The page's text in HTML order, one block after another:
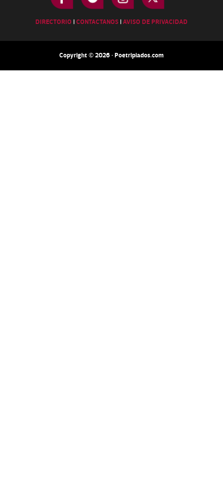
DIRECTORIO |CONTACTANOS |AVISO DE PRIVACIDAD
Copyright © 2026 · Poetripiados.com